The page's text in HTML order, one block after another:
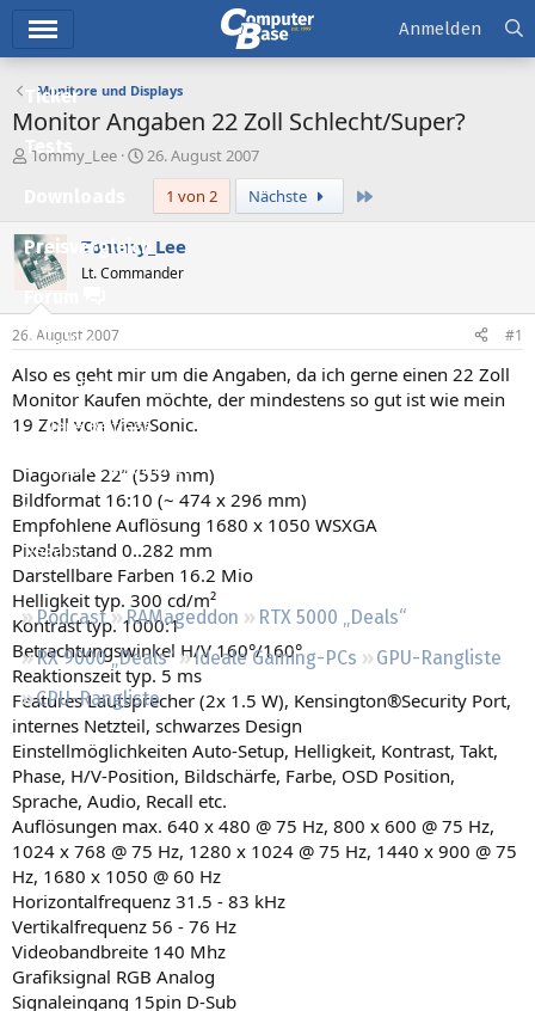
Ticker
Tests
Preisvergleich
Forum
Aktuelles
Empfohlene Inhalte
Neue Beiträge
Neueste Aktivitäten
Leserartikel
Regeln
Podcast RAMageddon
RTX 5000 „Deals“
RX 9000 „Deals“
Ideale Gaming-PCs
GPU-Rangliste
CPU-Rangliste
Anmelden
Monitore und Displays
Monitor Angaben 22 Zoll Schlecht/Super?
E
e
l
l
e
Tommy_Lee
E
e
l
l
m
26. August 2007
1 von 2
Nächste
Tommy_Lee
Lt. Commander
26. August 2007 #1
Also es geht mir um die Angaben, da ich gerne einen 22 Zoll
Monitor Kaufen möchte, der mindestens so gut ist wie mein
19 Zoll von ViewSonic.
Diagonale 22” (559 mm)
Bildformat 16:10 (~ 474 x 296 mm)
Empfohlene Auflösung 1680 x 1050 WSXGA
Pixelabstand 0..282 mm
Darstellbare Farben 16.2 Mio
Helligkeit typ. 300 cd/m²
Kontrast typ. 1000:1
Betrachtungswinkel H/V 160°/160°
Reaktionszeit typ. 5 ms
Features Lautsprecher (2x 1.5 W), Kensington®Security Port,
internes Netzteil, schwarzes Design
Einstellmöglichkeiten Auto-Setup, Helligkeit, Kontrast, Takt,
Phase, H/V-Position, Bildschärfe, Farbe, OSD Position,
Sprache, Audio, Recall etc.
Auflösungen max. 640 x 480 @ 75 Hz, 800 x 600 @ 75 Hz,
1024 x 768 @ 75 Hz, 1280 x 1024 @ 75 Hz, 1440 x 900 @ 75
Hz, 1680 x 1050 @ 60 Hz
Horizontalfrequenz 31.5 - 83 kHz
Vertikalfrequenz 56 - 76 Hz
Videobandbreite 140 Mhz
Grafiksignal RGB Analog
Signaleingang 15pin D-Sub